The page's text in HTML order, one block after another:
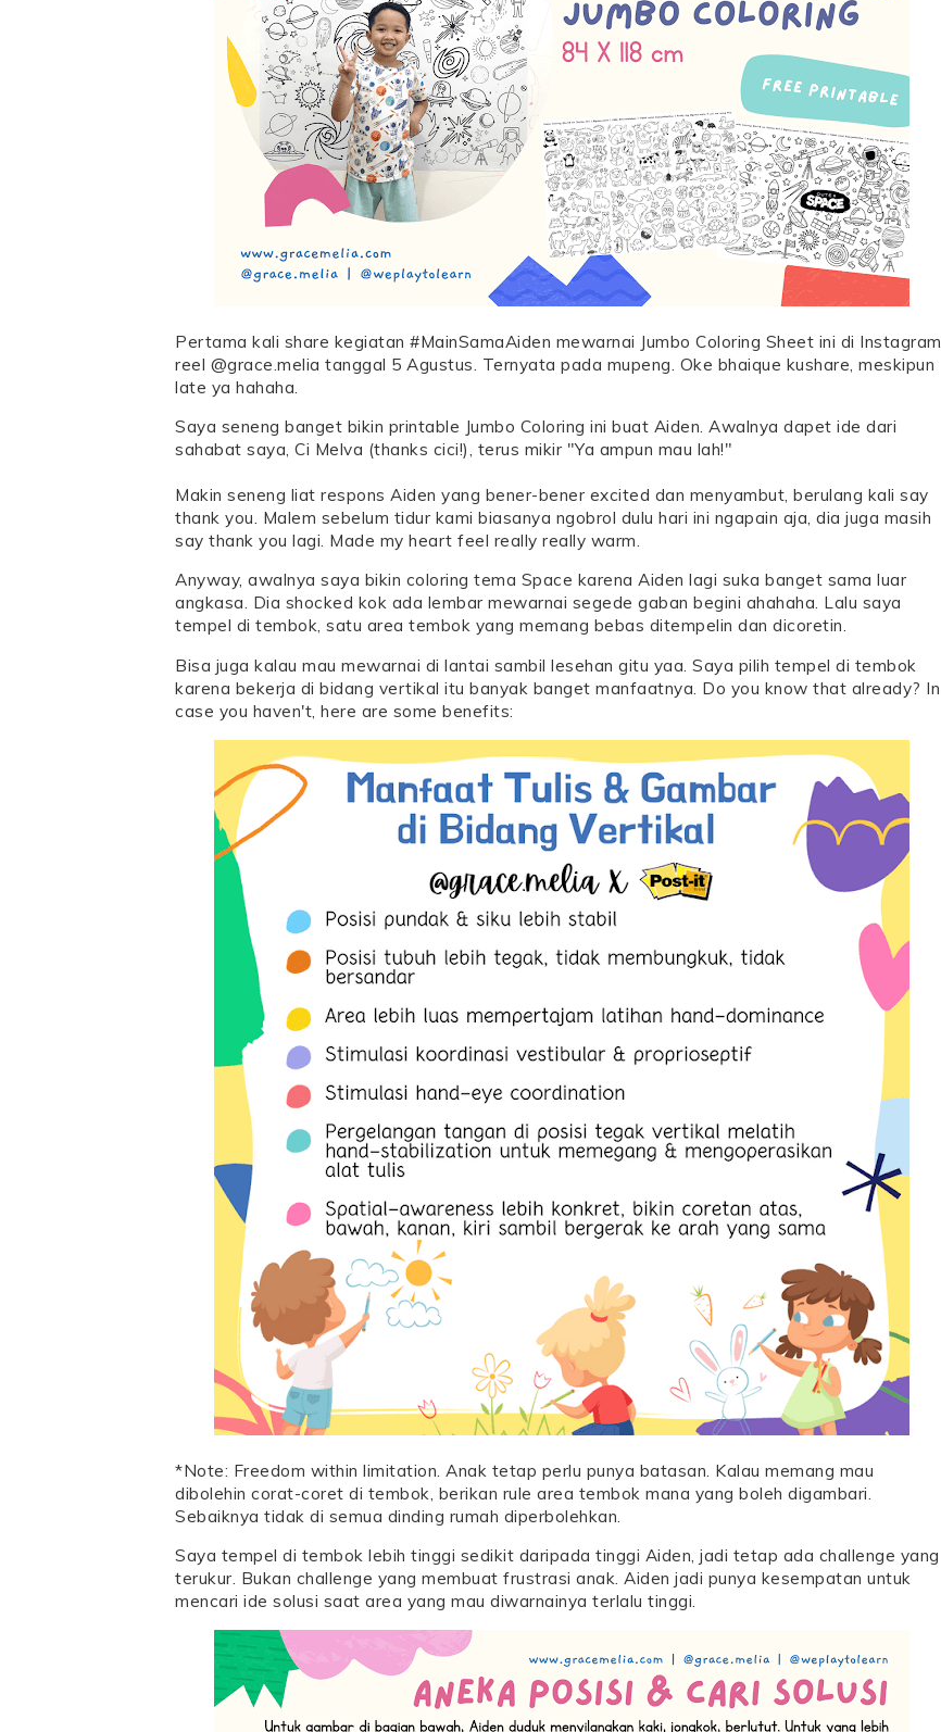
Pertama kali share kegiatan #MainSamaAiden mewarnai Jumbo Coloring Sheet ini di Instagram
reel @grace.melia tanggal 5 Agustus. Ternyata pada mupeng. Oke bhaique kushare, meskipun
late ya hahaha.
Saya seneng banget bikin printable Jumbo Coloring ini buat Aiden. Awalnya dapet ide dari
sahabat saya, Ci Melva (thanks cici!), terus mikir "Ya ampun mau lah!"
Makin seneng liat respons Aiden yang bener-bener excited dan menyambut, berulang kali say
thank you. Malem sebelum tidur kami biasanya ngobrol dulu hari ini ngapain aja, dia juga masih
say thank you lagi. Made my heart feel really really warm.
Anyway, awalnya saya bikin coloring tema Space karena Aiden lagi suka banget sama luar
angkasa. Dia shocked kok ada lembar mewarnai segede gaban begini ahahaha. Lalu saya
tempel di tembok, satu area tembok yang memang bebas ditempelin dan dicoretin.
Bisa juga kalau mau mewarnai di lantai sambil lesehan gitu yaa. Saya pilih tempel di tembok
karena bekerja di bidang vertikal itu banyak banget manfaatnya. Do you know that already? In
case you haven't, here are some benefits:
*Note: Freedom within limitation. Anak tetap perlu punya batasan. Kalau memang mau
dibolehin corat-coret di tembok, berikan rule area tembok mana yang boleh digambari.
Sebaiknya tidak di semua dinding rumah diperbolehkan.
Saya tempel di tembok lebih tinggi sedikit daripada tinggi Aiden, jadi tetap ada challenge yang
terukur. Bukan challenge yang membuat frustrasi anak. Aiden jadi punya kesempatan untuk
mencari ide solusi saat area yang mau diwarnainya terlalu tinggi.